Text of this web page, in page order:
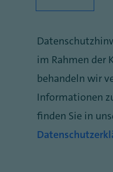
im Rahmen der
behandeln wir
Informationen
finden Sie in